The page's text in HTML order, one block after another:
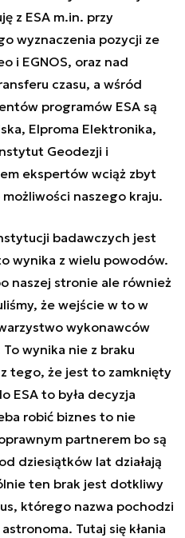
z ESA m.in. przy
wyznaczenia pozycji ze
i EGNOS, oraz nad
czasu, a wśród
programów ESA są
Elproma Elektronika,
Geodezji i
ekspertów wciąż zbyt
możliwości naszego kraju.
badawczych jest
wynika z wielu powodów.
naszej stronie ale również
że wejście w to w
wykonawców
wynika nie z braku
tego, że jest to zamknięty
ESA to była decyzja
robić biznes to nie
partnerem bo są
dziesiątków lat działają
ten brak jest dotkliwy
którego nazwa pochodzi
Tutaj się kłania